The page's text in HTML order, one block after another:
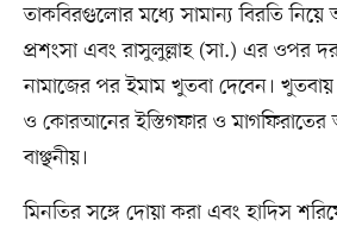
তাকবিরগুলোর মধ্যে সামান্য বিরতি
প্রশংসা এবং রাসুলুল্লাহ (সা.) এর ওপর
নামাজের পর ইমাম খুতবা দেবেন। খুতবায়
ও কোরআনের ইস্তিগফার ও মাগফিরাতের
বাঞ্ছনীয়।
মিনতির সঙ্গে দোয়া করা এবং হাদিস